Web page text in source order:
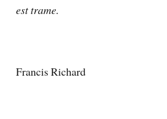
est trame.
Francis Richard